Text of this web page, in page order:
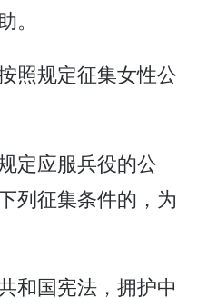
照规定征集女性公
定应服兵役的公
列征集条件的，为
和国宪法，拥护中